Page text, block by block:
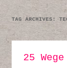
TAG ARCHIVES:
25